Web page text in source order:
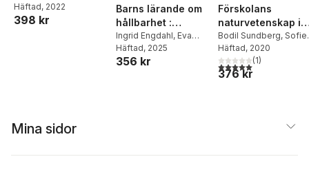
Björklund,Yvonne
Möller
Häftad, 2022
398 kr
Barns lärande om
hållbarhet :
förskolan bygger
framtiden
Ingrid Engdahl, Eva
Ärlemalm-Hagsér
Ingrid Pramling
Häftad, 2025
356 kr
Förskolans
naturvetenskap i
praktiken
Bodil Sundberg, Sofie
Areljung,Karin Due
Christina Ottander
Tellgren
Häftad, 2020
5,0utav 5 stjärnor.
(1)
376 kr
Mina sidor